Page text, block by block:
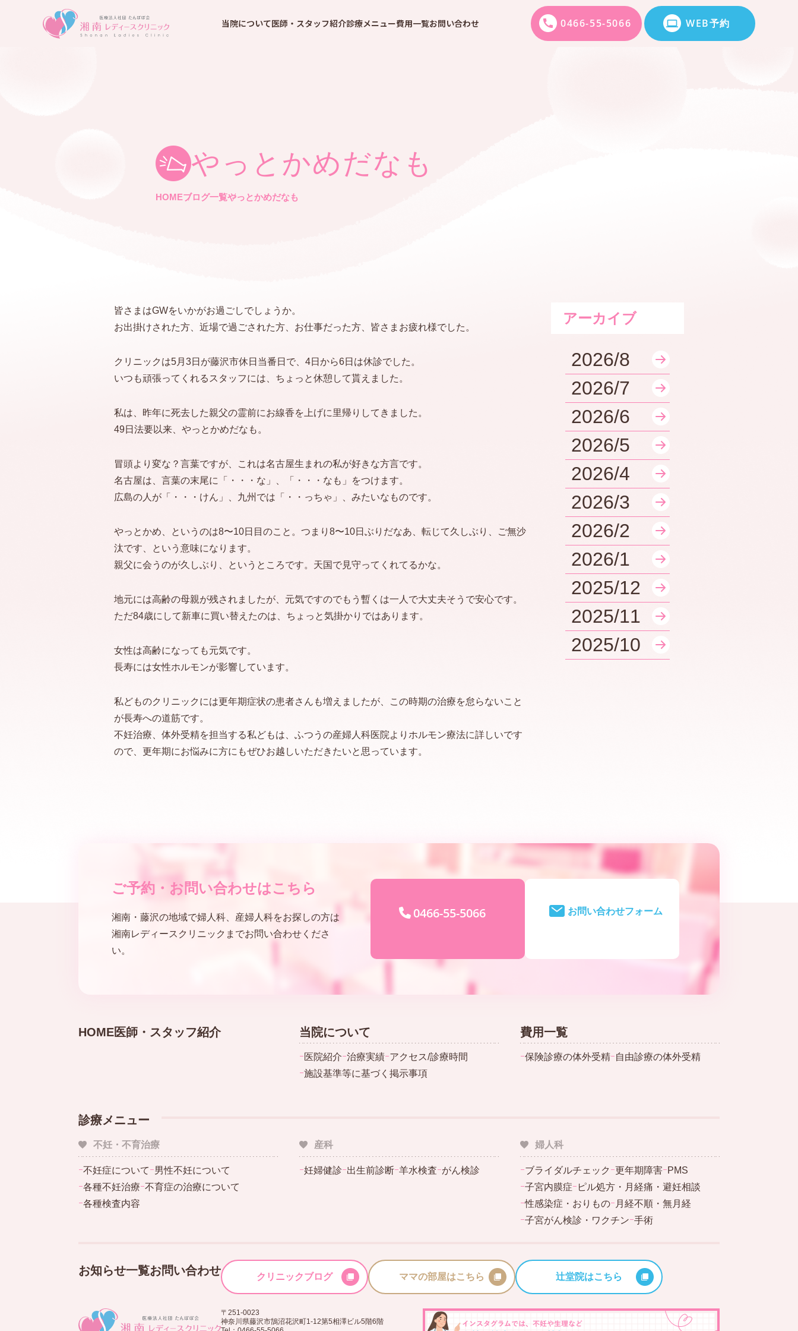
当院について医師・スタッフ紹介診療メニュー費用一覧お問い合わせ 0466-55-5066 WEB予約
やっとかめだなも
HOMEブログ一覧やっとかめだなも
皆さまはGWをいかがお過ごしでしょうか。
お出掛けされた方、近場で過ごされた方、お仕事だった方、皆さまお疲れ様でした。
クリニックは5月3日が藤沢市休日当番日で、4日から6日は休診でした。
いつも頑張ってくれるスタッフには、ちょっと休憩して貰えました。
私は、昨年に死去した親父の霊前にお線香を上げに里帰りしてきました。
49日法要以来、やっとかめだなも。
冒頭より変な？言葉ですが、これは名古屋生まれの私が好きな方言です。
名古屋は、言葉の末尾に「・・・な」、「・・・なも」をつけます。
広島の人が「・・・けん」、九州では「・・っちゃ」、みたいなものです。
やっとかめ、というのは8〜10日目のこと。つまり8〜10日ぶりだなあ、転じて久しぶり、ご無沙
汰です、という意味になります。
親父に会うのが久しぶり、というところです。天国で見守ってくれてるかな。
地元には高齢の母親が残されましたが、元気ですのでもう暫くは一人で大丈夫そうで安心です。
ただ84歳にして新車に買い替えたのは、ちょっと気掛かりではあります。
女性は高齢になっても元気です。
長寿には女性ホルモンが影響しています。
私どものクリニックには更年期症状の患者さんも増えましたが、この時期の治療を怠らないこと
が長寿への道筋です。
不妊治療、体外受精を担当する私どもは、ふつうの産婦人科医院よりホルモン療法に詳しいです
ので、更年期にお悩みに方にもぜひお越しいただきたいと思っています。
アーカイブ
2026/8
2026/7
2026/6
2026/5
2026/4
2026/3
2026/2
2026/1
2025/12
2025/11
2025/10
ご予約・ お問い合わせはこちら
湘南・藤沢の地域で婦人科、産婦人科をお探しの方は
湘南レディースクリニックまでお問い合わせくださ
い。
0466-55-5066 お問い合わせフォーム
HOME医師・スタッフ紹介 当院について
ｰ医院紹介ｰ治療実績ｰアクセス/診療時間
ｰ施設基準等に基づく掲示事項
費用一覧
ｰ保険診療の体外受精ｰ自由診療の体外受精
診療メニュー
不妊・不育治療
ｰ不妊症についてｰ男性不妊について
ｰ各種不妊治療ｰ不育症の治療について
ｰ各種検査内容
産科
ｰ妊婦健診ｰ出生前診断ｰ羊水検査ｰがん検診
婦人科
ｰブライダルチェック ｰ更年期障害ｰPMS
ｰ子宮内膜症ｰ ピル処方・月経痛・避妊相談
ｰ性感染症・おりものｰ 月経不順・無月経
ｰ子宮がん検診・ワクチンｰ手術
お知らせ一覧お問い合わせ クリニックブログ ママの部屋はこちら 辻堂院はこちら
〒251-0023
神奈川県藤沢市鵠沼花沢町1-12第5相澤ビル5階6階